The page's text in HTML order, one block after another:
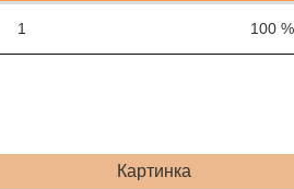
1 100 %
Картинка